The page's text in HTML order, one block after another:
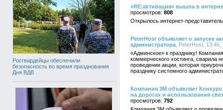
Росгвардейцы обеспечили
безопасность во время празднования
Дня ВДВ
«RE:активация» вышла в
808
Открылось интернет-
PeterHost объявляет о запуске
администратора , PeterHost,
«Админское» к празднику!
коммерческого хостинга, сварила
проведении акции, которая
празднику системного
Компания 3М объявляет
на дорогах и использования
792